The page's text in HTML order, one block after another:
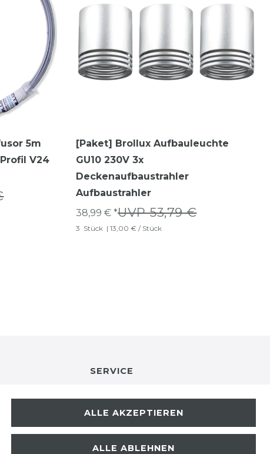
5m
V24
[Paket] Brollux Aufbauleuchte
GU10 230V 3x
Deckenaufbaustrahler
Aufbaustrahler
UVP 53,79 €
38,99 € *
3 Stück | 13,00 € / Stück
SERVICE
RETOURENINFO
KONTAKT
ALLE AKZEPTIEREN
ALLE ABLEHNEN